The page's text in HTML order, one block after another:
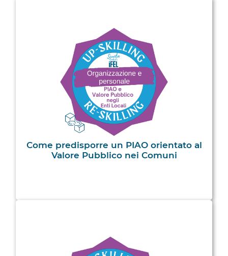
Come predisporre un PIAO orientato al
Valore Pubblico nei Comuni